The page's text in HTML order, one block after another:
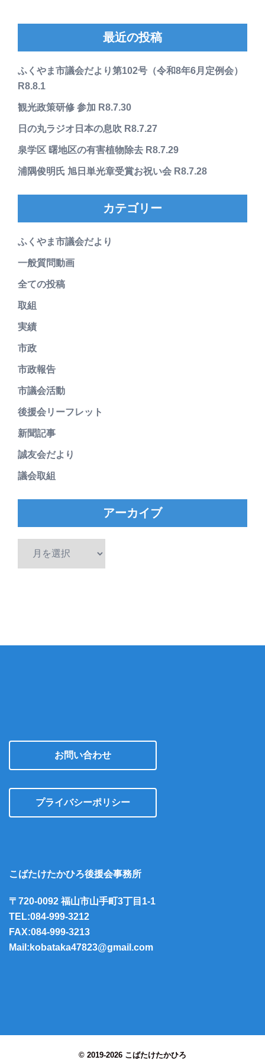
最近の投稿
ふくやま市議会だより第102号（令和8年6月定例会）
R8.8.1
観光政策研修 参加 R8.7.30
日の丸ラジオ日本の息吹 R8.7.27
泉学区 曙地区の有害植物除去 R8.7.29
浦隅俊明氏 旭日単光章受賞お祝い会 R8.7.28
カテゴリー
ふくやま市議会だより
一般質問動画
全ての投稿
取組
実績
市政
市政報告
市議会活動
後援会リーフレット
新聞記事
誠友会だより
議会取組
アーカイブ
お問い合わせ
プライバシーポリシー
こばたけたかひろ後援会事務所
〒720-0092 福山市山手町3丁目1-1
TEL:084-999-3212
FAX:084-999-3213
Mail:kobataka47823@gmail.com
© 2019-2026 こばたけたかひろ